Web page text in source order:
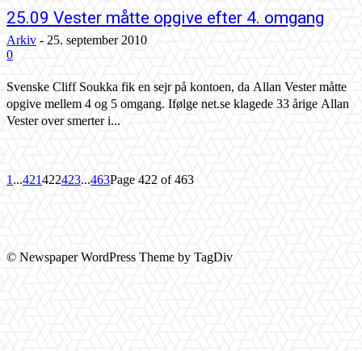
25.09 Vester måtte opgive efter 4. omgang
Arkiv - 25. september 2010
0
Svenske Cliff Soukka fik en sejr på kontoen, da Allan Vester måtte
opgive mellem 4 og 5 omgang. Ifølge net.se klagede 33 årige Allan
Vester over smerter i...
1 ...421422423...463Page 422 of 463
© Newspaper WordPress Theme by TagDiv